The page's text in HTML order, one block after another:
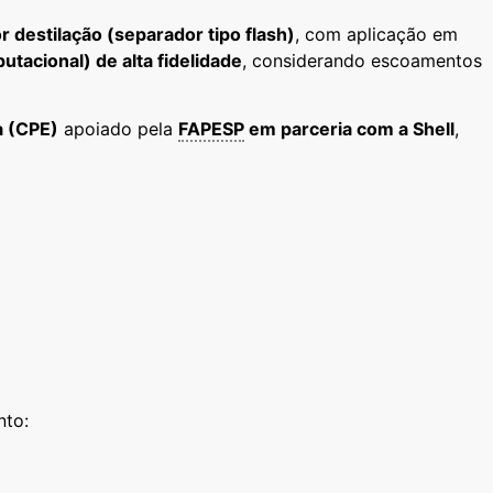
destilação (separador tipo flash), com aplicação em
de alta fidelidade, considerando escoamentos
(CPE) apoiado pela FAPESP em parceria com a Shell,